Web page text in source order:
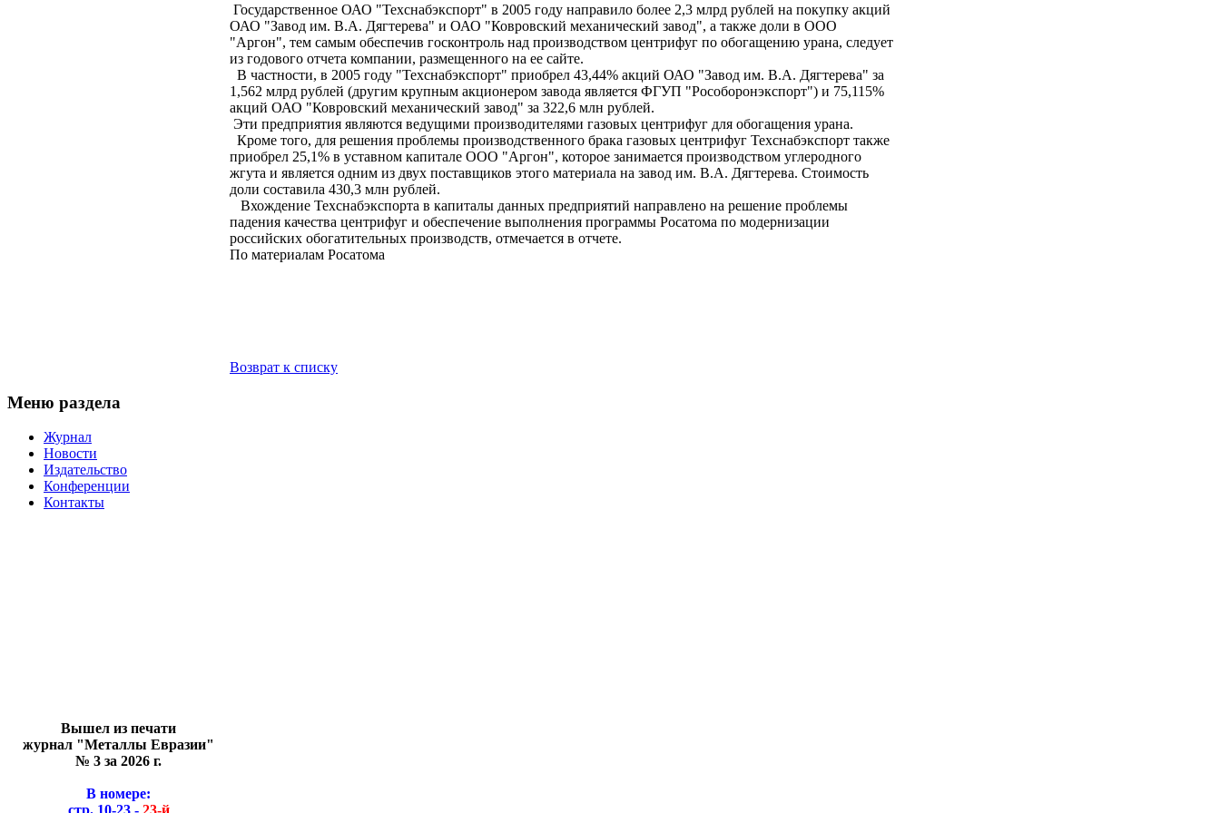
Государственное ОАО "Техснабэкспорт" в 2005 году направило более 2,3 млрд рублей на покупку акций
ОАО "Завод им. В.А. Дягтерева" и ОАО "Ковровский механический завод", а также доли в ООО
"Аргон", тем самым обеспечив госконтроль над производством центрифуг по обогащению урана, следует
из годового отчета компании, размещенного на ее сайте.
В частности, в 2005 году "Техснабэкспорт" приобрел 43,44% акций ОАО "Завод им. В.А. Дягтерева" за
1,562 млрд рублей (другим крупным акционером завода является ФГУП "Рособоронэкспорт") и 75,115%
акций ОАО "Ковровский механический завод" за 322,6 млн рублей.
Эти предприятия являются ведущими производителями газовых центрифуг для обогащения урана.
Кроме того, для решения проблемы производственного брака газовых центрифуг Техснабэкспорт также
приобрел 25,1% в уставном капитале ООО "Аргон", которое занимается производством углеродного
жгута и является одним из двух поставщиков этого материала на завод им. В.А. Дягтерева. Стоимость
доли составила 430,3 млн рублей.
Вхождение Техснабэкспорта в капиталы данных предприятий направлено на решение проблемы
падения качества центрифуг и обеспечение выполнения программы Росатома по модернизации
российских обогатительных производств, отмечается в отчете.
По материалам Росатома
Возврат к списку
Меню раздела
Журнал
Новости
Издательство
Конференции
Контакты
Вышел из печати
журнал "Металлы Евразии"
№ 3 за 2026 г.
В номере: